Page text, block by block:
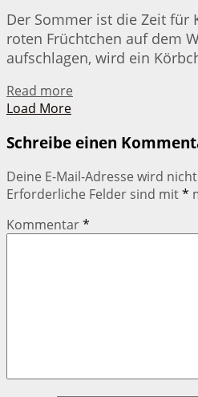
Der Sommer ist die Zeit für
roten Früchtchen auf dem
aufschlagen, wird ein
Read more
Load More
Schreibe einen
Deine E-Mail-Adresse wird
Erforderliche Felder sind mit*
Kommentar*